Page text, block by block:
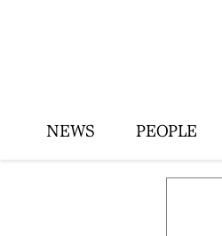
NEWS PEOPLE